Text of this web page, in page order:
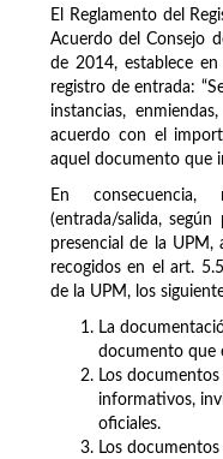
El Reglamento del
Acuerdo del Consejo
de 2014, establece
registro de entrada:
instancias,
acuerdo con el
aquel documento que
En
(entrada/salida,
presencial de la UPM,
recogidos en el art.
de la UPM, los
La
documento que
Los
informativos,
oficiales.
Los